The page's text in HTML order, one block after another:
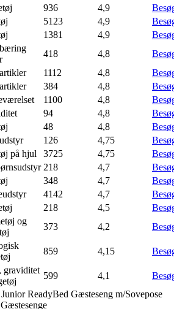
936 4,9
5123 4,9
1381 4,9
418 4,8
1112 4,8
384 4,8
1100 4,8
94 4,8
48 4,8
126 4,75
på hjul 3725 4,75
218 4,7
348 4,7
4142 4,7
218 4,5
og
373 4,2
859 4,15
graviditet
599 4,1
ReadyBed Gæsteseng m/Sovepose